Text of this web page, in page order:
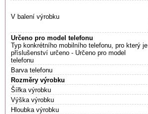
V balení výrobku
Určeno pro model telefonu
Typ konkrétního mobilního telefonu, pro který je
příslušenství určeno - Určeno pro model
telefonu
Barva telefonu
Rozměry výrobku
Šířka výrobku
Výška výrobku
Hloubka výrobku